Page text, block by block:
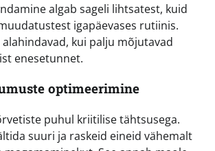
algab sageli lihtsatest, kuid
igapäevases rutiinis.
kui palju mõjutavad
enesetunnet.
optimeerimine
puhul kriitilise tähtsusega.
suuri ja raskeid eineid vähemalt